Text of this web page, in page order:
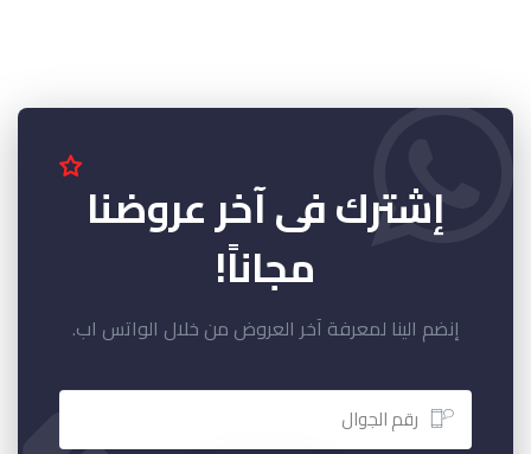
إشترك فى آخر عروضنا
مجاناً!
إنضم الينا لمعرفة آخر العروض من خلال الواتس اب.